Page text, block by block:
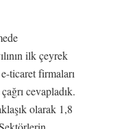
ilk çeyrek
ticaret firmaları
cevapladık.
olarak 1,8